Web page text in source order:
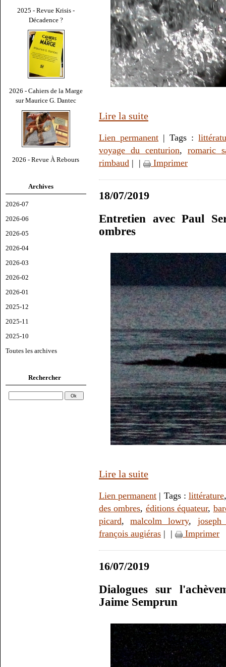
2025 - Revue Krisis -
Décadence ?
2026 - Cahiers de la Marge
sur Maurice G. Dantec
2026 - Revue À Rebours
Archives
2026-07
2026-06
2026-05
2026-04
2026-03
2026-02
2026-01
2025-12
2025-11
2025-10
Toutes les archives
Rechercher
Lire la suite
Lien permanent | Tags :
voyage du centurion, romaric
rimbaud | | Imprimer
18/07/2019
Entretien avec Paul
ombres
Lire la suite
Lien permanent | Tags : littérature
des ombres, éditions équateur,
picard,malcolm lowry, joseph
françois augiéras | | Imprimer
16/07/2019
Dialogues sur
Jaime Semprun